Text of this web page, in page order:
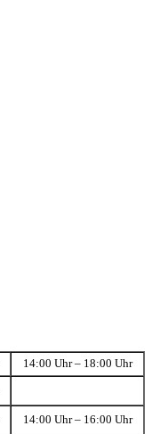
14:00 Uhr – 18:00 Uhr
14:00 Uhr – 16:00 Uhr